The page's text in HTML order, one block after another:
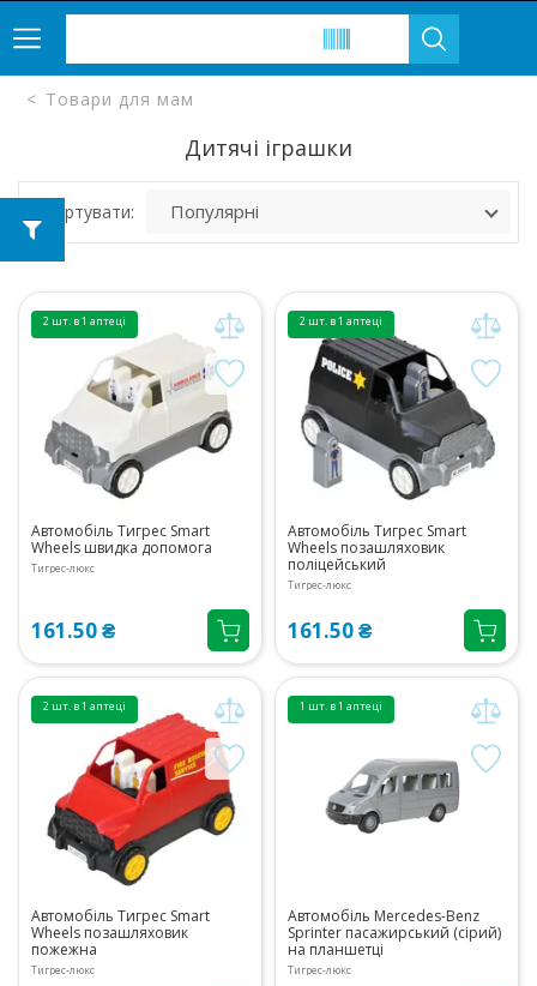
Товари для мам
Дитячі іграшки
Сортувати:
2 шт. в 1 аптеці
Автомобіль Тигрес Smart
Wheels швидка допомога
Тигрес-люкс
161.50 ₴
2 шт. в 1 аптеці
Автомобіль Тигрес Smart
Wheels позашляховик
поліцейський
Тигрес-люкс
161.50 ₴
2 шт. в 1 аптеці
Автомобіль Тигрес Smart
Wheels позашляховик
пожежна
Тигрес-люкс
1 шт. в 1 аптеці
Автомобіль Mercedes-Benz
Sprinter пасажирський (сірий)
на планшетці
Тигрес-люкс